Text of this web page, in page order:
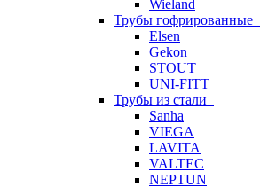
Wieland
Трубы гофрированные
Elsen
Gekon
STOUT
UNI-FITT
Трубы из стали
Sanha
VIEGA
LAVITA
VALTEC
NEPTUN